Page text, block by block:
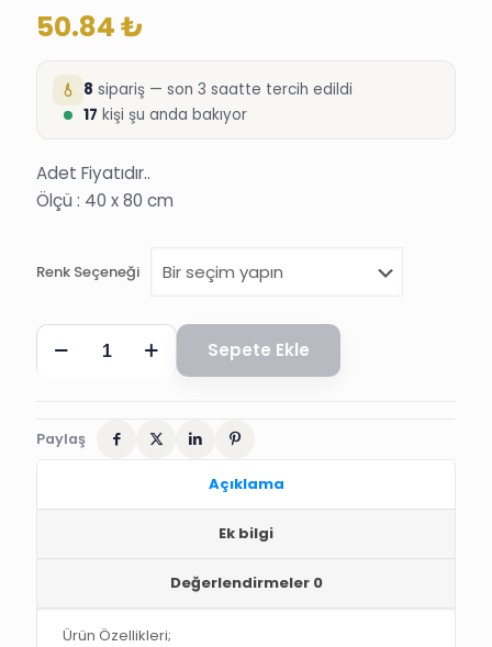
50.84₺
8 sipariş — son 3 saatte tercih edildi
18 kişi şu anda bakıyor
Adet Fiyatıdır..
Ölçü : 40 x 80 cm
Renk Seçeneği
GÖKYÜZÜ
DİLEK
SÜSÜ
Sepete Ekle
Paylaş
Açıklama
Ek bilgi
Değerlendirmeler 0
Ürün Özellikleri;